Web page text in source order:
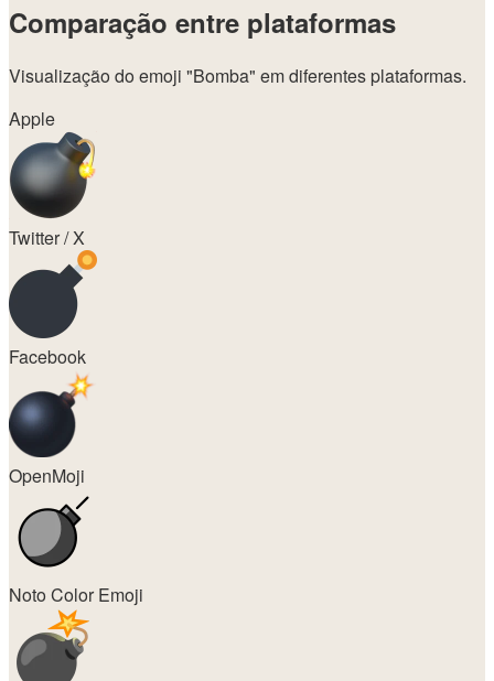
Comparação entre plataformas
Visualização do emoji "Bomba" em diferentes plataformas.
Apple
Twitter / X
Facebook
OpenMoji
Noto Color Emoji